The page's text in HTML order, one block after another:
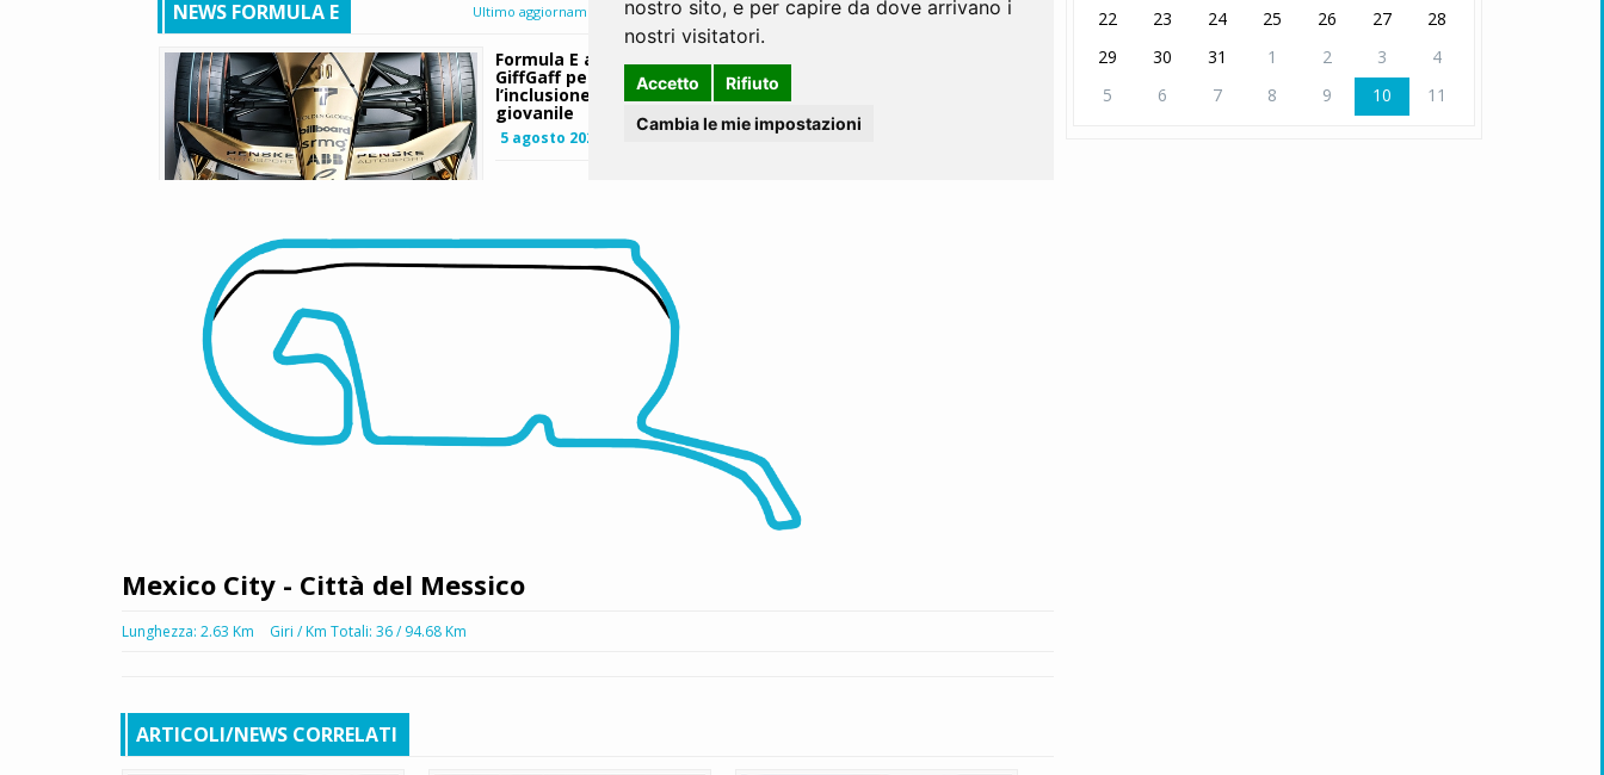
Mexico City - Città del Messico
Lunghezza: 2.63 Km Giri / Km Totali: 36 / 94.68 Km
ARTICOLI/NEWS CORRELATI
22
23 24 25 26 27
28
29
30 31 1 2 3
4
5
6 7 8 9 10 11